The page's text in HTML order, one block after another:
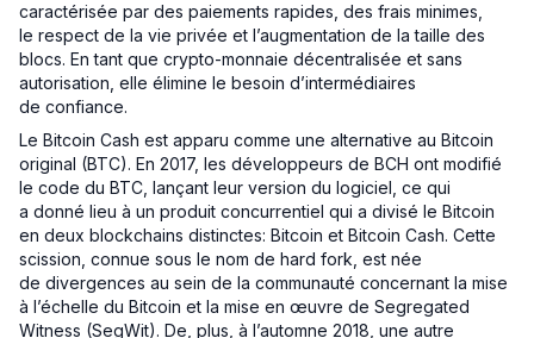
caractérisée par des paiements rapides, des frais minimes,
le respect de la vie privée et l’augmentation de la taille des
blocs. En tant que crypto-monnaie décentralisée et sans
autorisation, elle élimine le besoin d’intermédiaires
de confiance.
Le Bitcoin Cash est apparu comme une alternative au Bitcoin
original (BTC). En 2017, les développeurs de BCH ont modifié
le code du BTC, lançant leur version du logiciel, ce qui
a donné lieu à un produit concurrentiel qui a divisé le Bitcoin
en deux blockchains distinctes: Bitcoin et Bitcoin Cash. Cette
scission, connue sous le nom de hard fork, est née
de divergences au sein de la communauté concernant la mise
à l’échelle du Bitcoin et la mise en œuvre de Segregated
Witness (SegWit). De, plus, à l’automne 2018, une autre